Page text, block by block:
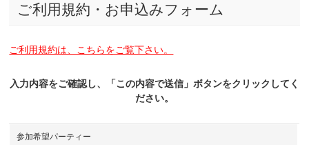
ご利用規約・お申込みフォーム
ご利用規約は、こちらをご覧下さい。
入力内容をご確認し、「この内容で送信」ボタンをクリックしてく
ださい。
参加希望パーティー